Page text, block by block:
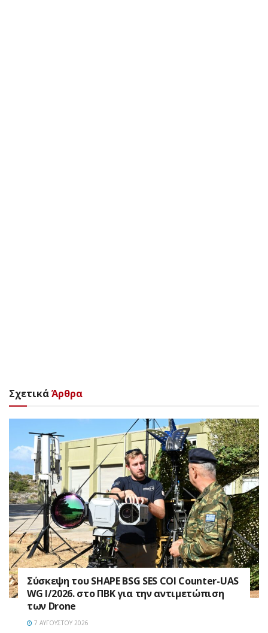
ΣχετικάΆρθρα
Σύσκεψη του SHAPE BSG SES COI Counter-UAS
WG I/2026. στο ΠΒΚ για την αντιμετώπιση
των Drone
7 ΑΥΓΟΎΣΤΟΥ 2026